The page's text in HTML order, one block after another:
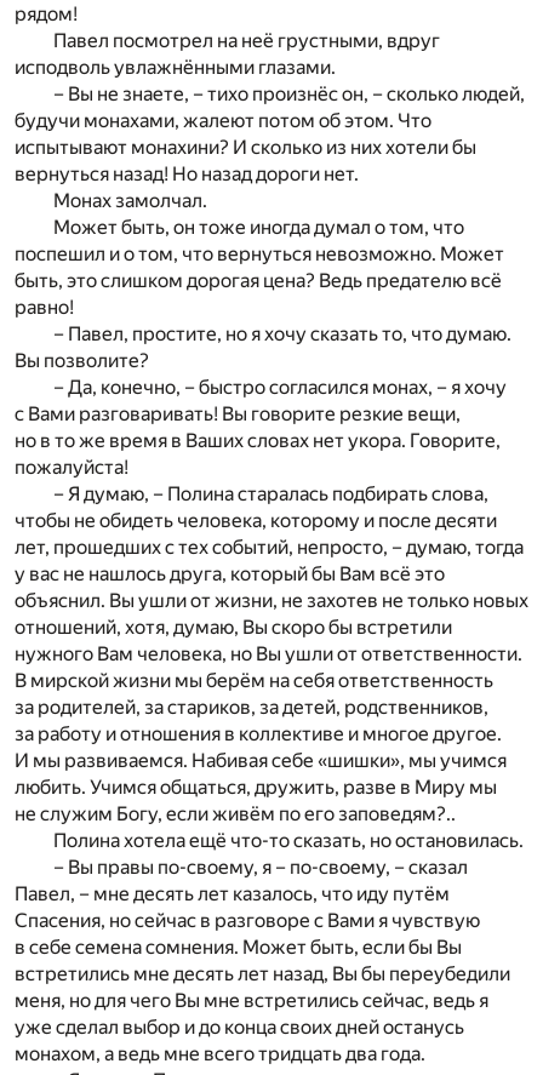
рядом!
Павел посмотрел на неё грустными, вдруг
исподволь увлажнёнными глазами.
– Вы не знаете, – тихо произнёс он, – сколько людей,
будучи монахами, жалеют потом об этом. Что
испытывают монахини? И сколько из них хотели бы
вернуться назад! Но назад дороги нет.
Монах замолчал.
Может быть, он тоже иногда думал о том, что
поспешил и о том, что вернуться невозможно. Может
быть, это слишком дорогая цена? Ведь предателю всё
равно!
– Павел, простите, но я хочу сказать то, что думаю.
Вы позволите?
– Да, конечно, – быстро согласился монах, – я хочу
с Вами разговаривать! Вы говорите резкие вещи,
но в то же время в Ваших словах нет укора. Говорите,
пожалуйста!
– Я думаю, – Полина старалась подбирать слова,
чтобы не обидеть человека, которому и после десяти
лет, прошедших с тех событий, непросто, – думаю, тогда
у вас не нашлось друга, который бы Вам всё это
объяснил. Вы ушли от жизни, не захотев не только новых
отношений, хотя, думаю, Вы скоро бы встретили
нужного Вам человека, но Вы ушли от ответственности.
В мирской жизни мы берём на себя ответственность
за родителей, за стариков, за детей, родственников,
за работу и отношения в коллективе и многое другое.
И мы развиваемся. Набивая себе «шишки», мы учимся
любить. Учимся общаться, дружить, разве в Миру мы
не служим Богу, если живём по его заповедям?..
Полина хотела ещё что-то сказать, но остановилась.
– Вы правы по-своему, я – по-своему, – сказал
Павел, – мне десять лет казалось, что иду путём
Спасения, но сейчас в разговоре с Вами я чувствую
в себе семена сомнения. Может быть, если бы Вы
встретились мне десять лет назад, Вы бы переубедили
меня, но для чего Вы мне встретились сейчас, ведь я
уже сделал выбор и до конца своих дней останусь
монахом, а ведь мне всего тридцать два года.